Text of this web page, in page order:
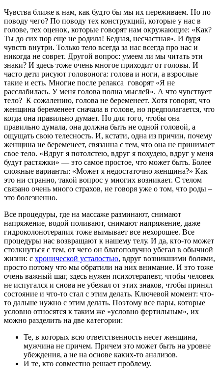
Чувства ближе к нам, как будто бы мы их переживаем. Но по
поводу чего? По поводу тех конструкций, которые у нас в
голове, тех оценок, которые говорят нам окружающие: «Как?
Ты до сих пор еще не родила! Бедная, несчастная». И буря
чувств внутри. Только тело всегда за нас всегда про нас и
никогда не соврет. Другой вопрос: умеем ли мы читать эти
знаки? И здесь тоже очень многое приходит от головы. И
часто дети рисуют головонога: голова и ноги, а взрослые
такие и есть. Многие после релакса говорят «Я не
расслабилась. У меня голова полна мыслей». А что чувствует
тело? К сожалению, голова не беременеет. Хотя говорят, что
женщина беременеет сначала в голове, но предполагается, что
когда она правильно думает. Но для того, чтобы она
правильно думала, она должна быть не одной головой, а
ощущать свою телесность. И, кстати, одна из причин, почему
женщина не беременеет, связанна с тем, что она не принимает
свое тело. «Вдруг я потолстею, вдруг я похудею, вдруг у меня
будут растяжки» — это самое простое, что может быть. Более
сложные варианты: «Может я недостаточно женщина?» Как
это ни странно, такой вопрос у многих возникает. С телом
связано очень много страхов, не говоря уже о том, что роды –
это болезненно.
Все процедуры, где на массаже разминают, снимают
напряжение, водой поливают, снимают напряжение, даже
гидроколонотерапия тоже вымывает все нехорошее. Все
процедуры нас возвращают к нашему телу. И да, кто-то может
столкнуться с тем, от чего он благополучно убегал в обычной
жизни: с хронической усталостью, вдруг возникшими болями,
просто потому что мы обратили на них внимание. И это тоже
очень важный шаг, здесь нужен психотерапевт, чтобы человек
не испугался и снова не убежал от этих знаков, чтобы принял
состояние и что-то стал с этим делать. Ключевой момент: что-
то дальше нужно с этим делать. Поэтому все пары, которые
условно относятся к таким же «условно фертильным», их
можно разделить на две категории:
Те, в которых всю ответственность несет женщина,
мужчина не причем. Причем это может быть на уровне
убеждения, а не на основе каких-то анализов.
И те, кто совместно решает проблему.